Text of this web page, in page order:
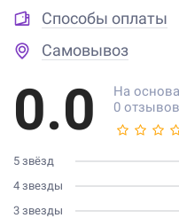
Способы оплаты
Самовывоз
0.0
На
0 отзывов
5 звёзд
4 звезды
3 звезды